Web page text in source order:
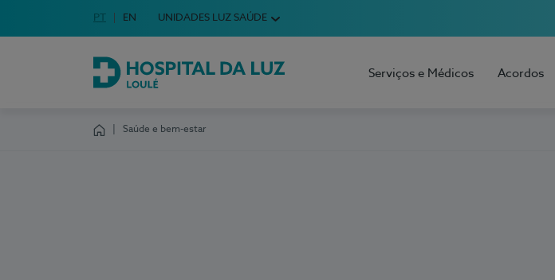
Escolha o seu idioma
Idioma em Português
PT English Language
EN UNIDADES LUZ SAÚDE
Hospital da Luz Loulé
Serviços e Médicos Acordos
Saúde e bem-estar